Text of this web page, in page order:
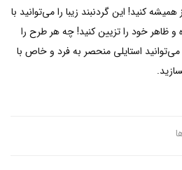
همیشه کنید! این گردنبند زیبا را می‌توانید با
و ظاهر خود را تزیین کنید! چه هر طرح را
استایلی منحصر به فرد و خاص با